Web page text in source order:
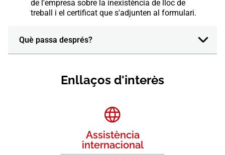
de l'empresa sobre la inexistència de lloc de
treball i el certificat que s'adjunten al formulari.
Què passa després?
Enllaços d'interès
Assistència
internacional